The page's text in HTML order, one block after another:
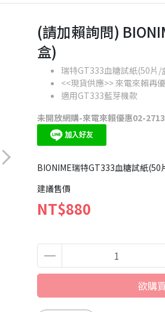
(請加賴詢問)
盒)
瑞特GT333血糖試紙(50片/
<<現貨供應>> 來電來賴再
適用GT333藍芽機款
未開放網購-來電來賴優惠02-
BIONIME瑞特GT333血糖試紙(50
建議售價
NT$880
欲購